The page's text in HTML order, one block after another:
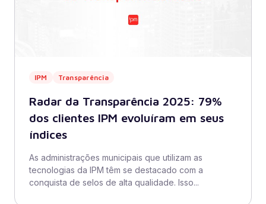
IPM Transparência
Radar da Transparência 2025: 79%
dos clientes IPM evoluíram em seus
índices
As administrações municipais que utilizam as
tecnologias da IPM têm se destacado com a
conquista de selos de alta qualidade. Isso...